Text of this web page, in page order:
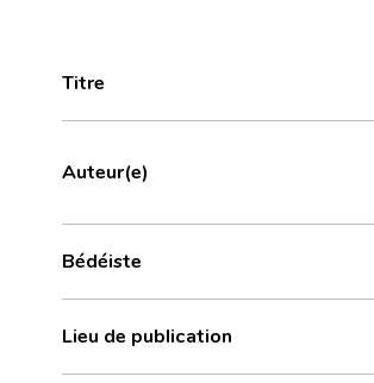
Titre
Auteur(e)
Bédéiste
Lieu de publication